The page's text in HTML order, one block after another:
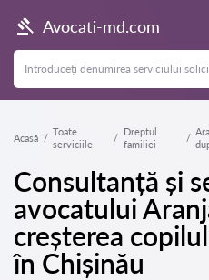
Avocati-md.com
Acasă
Toate
serviciile
Dreptul
familiei
Consultanță și
avocatului
creșterea
în Chișinău